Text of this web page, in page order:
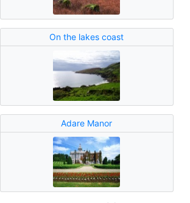
On the lakes coast
Adare Manor